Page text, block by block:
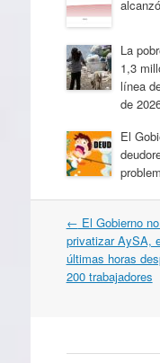
La
1,3
línea
de
El
Navegación
por
artículos
← El Gobierno
privatizar AySA,
últimas horas
200 trabajadores